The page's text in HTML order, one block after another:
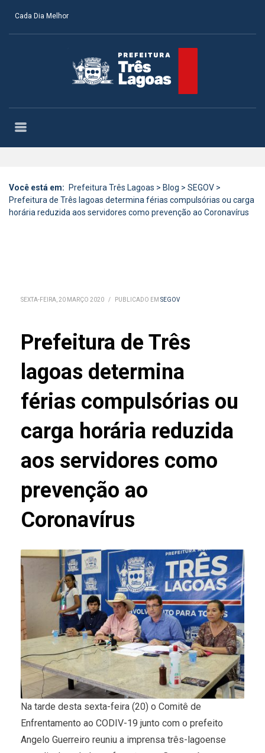
Cada Dia Melhor
Você está em: Prefeitura Três Lagoas > Blog > SEGOV >
Prefeitura de Três lagoas determina férias compulsórias ou carga
horária reduzida aos servidores como prevenção ao Coronavírus
SEXTA-FEIRA, 20 MARÇO 2020 / PUBLICADO EM SEGOV
Prefeitura de Três
lagoas determina
férias compulsórias ou
carga horária reduzida
aos servidores como
prevenção ao
Coronavírus
Na tarde desta sexta-feira (20) o Comitê de
Enfrentamento ao CODIV-19 junto com o prefeito
Angelo Guerreiro reuniu a imprensa três-lagoense